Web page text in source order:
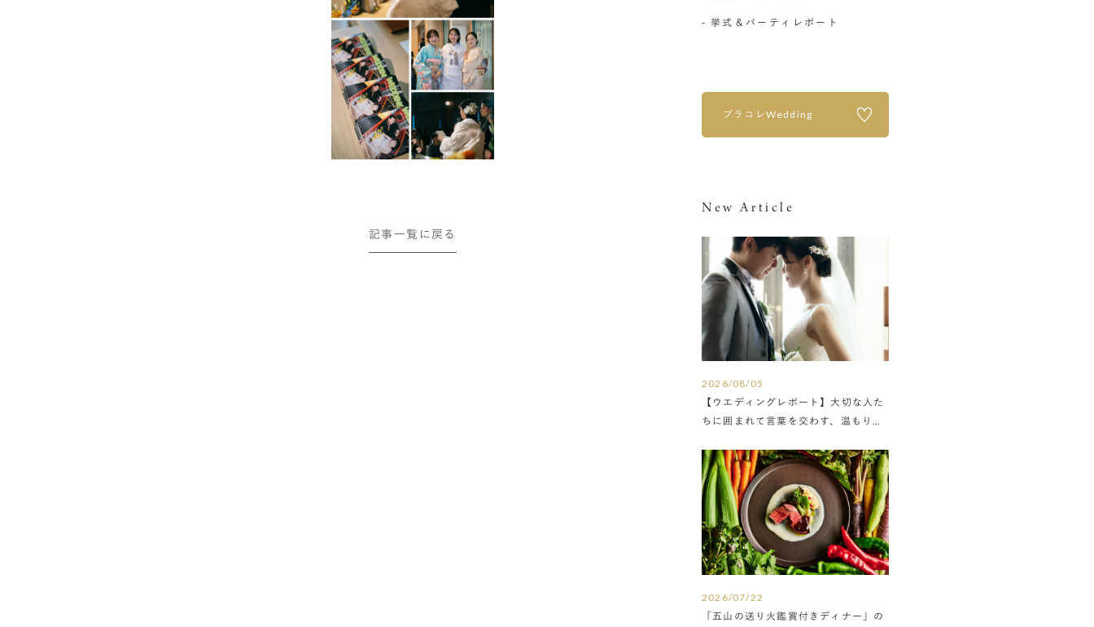
記事一覧に戻る
- 挙式＆パーティレポート
プラコレWedding
New Article
2026/08/05
【ウエディングレポート】大切な人た
ちに囲まれて言葉を交わす、温もりに
2026/07/22
「五山の送り火鑑賞付きディナー」の